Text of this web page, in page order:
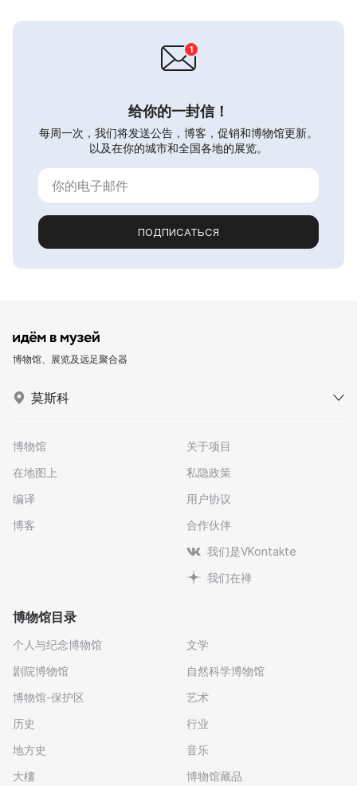
给你的一封信！
每周一次，我们将发送公告，博客，促销和博物馆更新。
以及在你的城市和全国各地的展览。
ПОДПИСАТЬСЯ
博物馆、展览及远足聚合器
莫斯科
博物馆
在地图上
编译
博客
关于项目
私隐政策
用户协议
合作伙伴
我们是VKontakte
我们在禅
博物馆目录
个人与纪念博物馆
剧院博物馆
博物馆-保护区
历史
地方史
大樓
文学
自然科学博物馆
艺术
行业
音乐
博物馆藏品